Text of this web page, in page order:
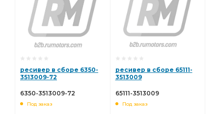
ресивер в сборе 6350-
3513009-72
6350-3513009-72
Под заказ
ресивер в сборе 65111-
3513009
65111-3513009
Под заказ